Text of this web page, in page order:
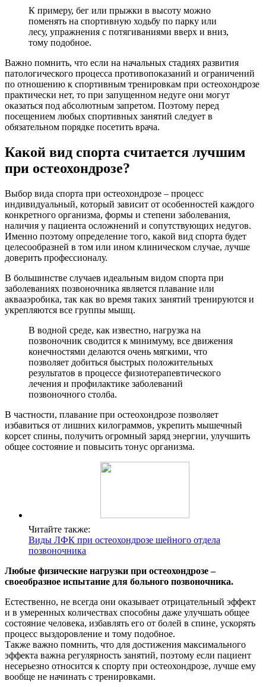
К примеру, бег или прыжки в высоту можно
поменять на спортивную ходьбу по парку или
лесу, упражнения с потягиваниями вверх и вниз,
тому подобное.
Важно помнить, что если на начальных стадиях развития
патологического процесса противопоказаний и ограничений
по отношению к спортивным тренировкам при остеохондрозе
практически нет, то при запущенном недуге они могут
оказаться под абсолютным запретом. Поэтому перед
посещением любых спортивных занятий следует в
обязательном порядке посетить врача.
Какой вид спорта считается лучшим
при остеохондрозе?
Выбор вида спорта при остеохондрозе – процесс
индивидуальный, который зависит от особенностей каждого
конкретного организма, формы и степени заболевания,
наличия у пациента осложнений и сопутствующих недугов.
Именно поэтому определение того, какой вид спорта будет
целесообразней в том или ином клиническом случае, лучше
доверить профессионалу.
В большинстве случаев идеальным видом спорта при
заболеваниях позвоночника является плавание или
аквааэробика, так как во время таких занятий тренируются и
укрепляются все группы мышц.
В водной среде, как известно, нагрузка на
позвоночник сводится к минимуму, все движения
конечностями делаются очень мягкими, что
позволяет добиться быстрых положительных
результатов в процессе физиотерапевтического
лечения и профилактике заболеваний
позвоночного столба.
В частности, плавание при остеохондрозе позволяет
избавиться от лишних килограммов, укрепить мышечный
корсет спины, получить огромный заряд энергии, улучшить
общее состояние и повысить тонус организма.
Читайте также:
Виды ЛФК при остеохондрозе шейного отдела
позвоночника
Любые физические нагрузки при остеохондрозе –
своеобразное испытание для больного позвоночника.
Естественно, не всегда они оказывает отрицательный эффект
и в умеренных количествах способны даже улучшать общее
состояние человека, избавлять его от болей в спине, ускорять
процесс выздоровление и тому подобное.
Также важно помнить, что для достижения максимального
эффекта важна регулярность занятий, поэтому если пациент
несерьезно относится к спорту при остеохондрозе, лучше ему
вообще не начинать с тренировками.